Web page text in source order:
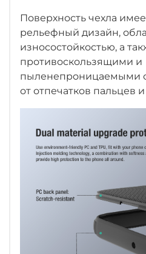
Поверхность чехла
рельефный дизайн,
износостойкостью, а
противоскользящими и
пыленепроницаемыми
от отпечатков пальцев